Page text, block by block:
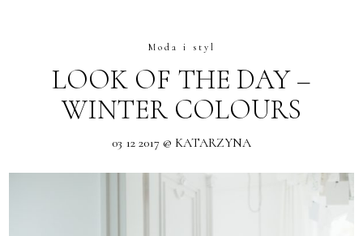
Moda i styl
LOOK OF THE DAY –
WINTER COLOURS
03 12 2017 @ KATARZYNA